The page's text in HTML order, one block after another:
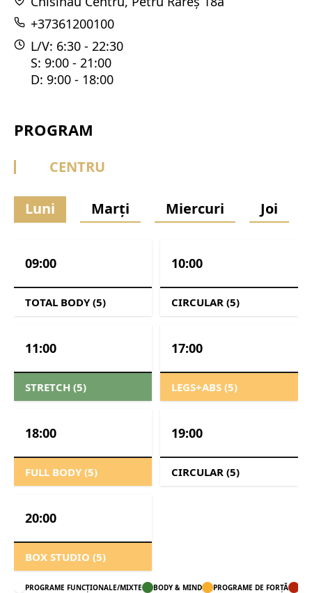
+37361200100
L/V: 6:30 - 22:30
S: 9:00 - 21:00
D: 9:00 - 18:00
PROGRAM
CENTRU
Luni Marți Miercuri Joi
09:00
TOTAL BODY (5)
10:00
CIRCULAR (5)
11:00
STRETCH (5)
17:00
LEGS+ABS (5)
18:00
FULL BODY (5)
19:00
CIRCULAR (5)
20:00
BOX STUDIO (5)
PROGRAME FUNCȚIONALE/MIXTE BODY & MIND PROGRAME DE FORȚĂ